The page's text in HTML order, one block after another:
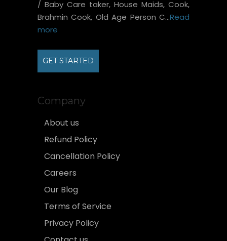
/ Baby Care taker, House Maids, Cook,
Brahmin Cook, Old Age Person C...Read
more
GET STARTED
Company
About us
Refund Policy
Cancellation Policy
Careers
Our Blog
Terms of Service
Privacy Policy